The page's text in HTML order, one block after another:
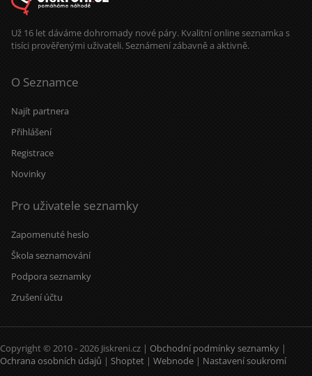
Už 16 let dáváme dohromady nové páry. Kvalitní online seznamka s
tisíci prověřenými uživateli. Seznámení zábavně a aktivně.
O Seznamce
Najít partnera
Přihlášení
Registrace
Novinky
Pro uživatele seznamky
Zapomenuté heslo
Škola seznamování
Podpora seznamky
Zrušení účtu
Copyright © 2010 - 2026 Jiskreni.cz | Obchodní podmínky seznamky |
Ochrana osobních údajů | Shoptet | Webnode | Nastavení soukromí